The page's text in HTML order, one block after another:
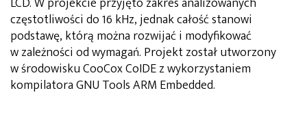
częstotliwości do 16 kHz, jednak całość stanowi
podstawę, którą można rozwijać i modyfikować
w zależności od wymagań. Projekt został utworzony
w środowisku CooCox CoIDE z wykorzystaniem
kompilatora GNU Tools ARM Embedded.